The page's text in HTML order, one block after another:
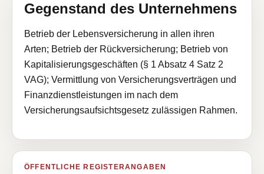
Gegenstand des Unternehmens
Betrieb der Lebensversicherung in allen ihren
Arten; Betrieb der Rückversicherung; Betrieb von
Kapitalisierungsgeschäften (§ 1 Absatz 4 Satz 2
VAG); Vermittlung von Versicherungsverträgen und
Finanzdienstleistungen im nach dem
Versicherungsaufsichtsgesetz zulässigen Rahmen.
ÖFFENTLICHE REGISTERANGABEN